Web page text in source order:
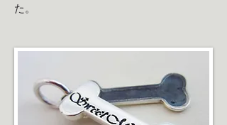
た。